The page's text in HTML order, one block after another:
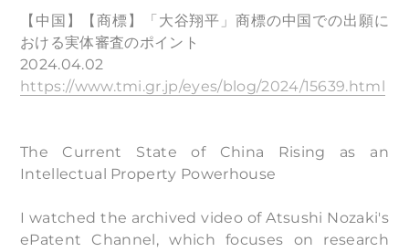
【中国】【商標】「大谷翔平」商標の中国での出願に
おける実体審査のポイント
2024.04.02
https://www.tmi.gr.jp/eyes/blog/2024/15639.html
The Current State of China Rising as an
Intellectual Property Powerhouse
I watched the archived video of Atsushi Nozaki's
ePatent Channel, which focuses on research